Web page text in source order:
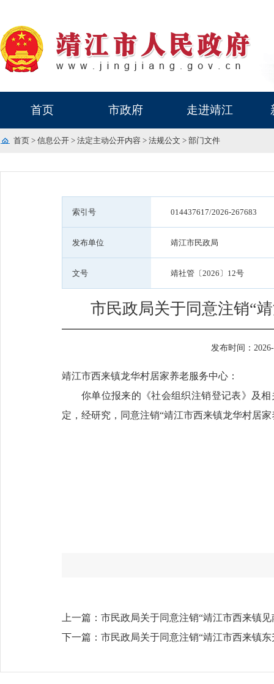
首页 市政府 走进靖江
首页 > 信息公开 > 法定主动公开内容 > 法规公文 > 部门文件
索引号 014437617/2026-267683
发布单位 靖江市民政局
文号 靖社管〔2026〕12号
市民政局关于同意注销“
发布时间：
靖江市西来镇龙华村居家养老服务中心：
你单位报来的《社会组织注销登记表》及
定，经研究，同意注销“靖江市西来镇龙华村居
上一篇： 市民政局关于同意注销“靖江市西来镇
下一篇： 市民政局关于同意注销“靖江市西来镇